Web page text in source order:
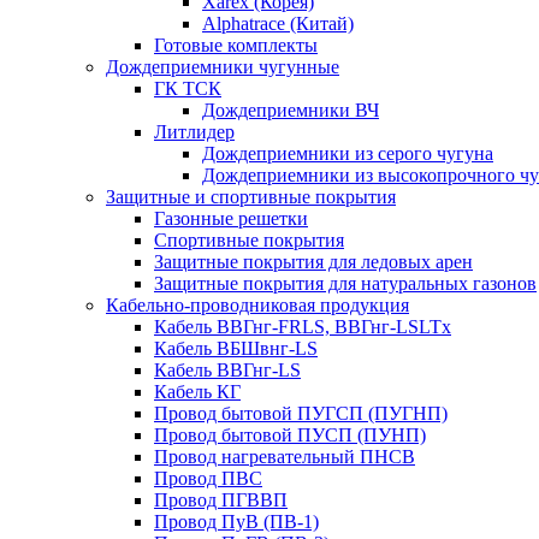
Alphatrace (Китай)
Готовые комплекты
Дождеприемники чугунные
ГК ТСК
Дождеприемники ВЧ
Литлидер
Дождеприемники из серого чугуна
Дождеприемники из высокопрочного
Защитные и спортивные покрытия
Газонные решетки
Спортивные покрытия
Защитные покрытия для ледовых арен
Защитные покрытия для натуральных газонов
Кабельно-проводниковая продукция
Кабель ВВГнг-FRLS, ВВГнг-LSLTx
Кабель ВБШвнг-LS
Кабель ВВГнг-LS
Кабель КГ
Провод бытовой ПУГСП (ПУГНП)
Провод бытовой ПУСП (ПУНП)
Провод нагревательный ПНСВ
Провод ПВС
Провод ПГВВП
Провод ПуВ (ПВ-1)